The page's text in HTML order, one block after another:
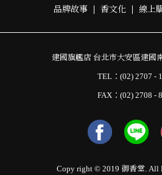
品牌故事 香文化 線上
建國旗艦店 台北市大安區建國
TEL：(02) 2707 -
FAX：(02) 2708 -
Copy right © 2019 御香堂. All